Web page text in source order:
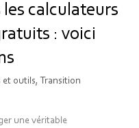
calculateurs
: voici
et outils, Transition
une véritable